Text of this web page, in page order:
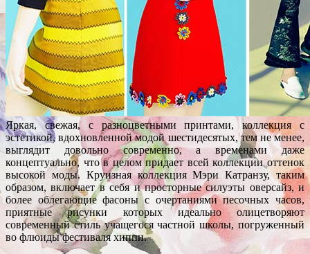
Яркая, свежая, с разноцветными принтами, коллекция с
эстетикой, вдохновленной модой шестидесятых, тем не менее,
выглядит довольно современно, а временами даже
концептуально, что в целом придает всей коллекции оттенок
высокой моды. Круизная коллекция Мэри Катранзу, таким
образом, включает в себя и просторные силуэты оверсайз, и
более облегающие фасоны с очертаниями песочных часов,
приятные рисунки которых идеально олицетворяют
современный стиль учащегося частной школы, погруженный
во флюиды фестиваля хиппи.